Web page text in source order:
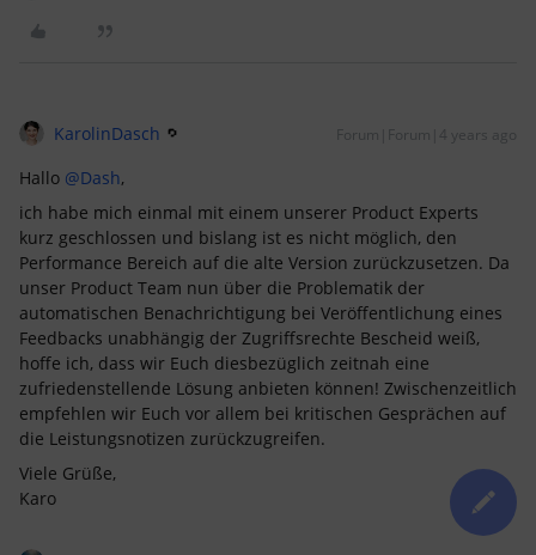
KarolinDasch Forum|Forum|4 years ago
Hallo @Dash,
ich habe mich einmal mit einem unserer Product Experts
kurz geschlossen und bislang ist es nicht möglich, den
Performance Bereich auf die alte Version zurückzusetzen. Da
unser Product Team nun über die Problematik der
automatischen Benachrichtigung bei Veröffentlichung eines
Feedbacks unabhängig der Zugriffsrechte Bescheid weiß,
hoffe ich, dass wir Euch diesbezüglich zeitnah eine
zufriedenstellende Lösung anbieten können! Zwischenzeitlich
empfehlen wir Euch vor allem bei kritischen Gesprächen auf
die Leistungsnotizen zurückzugreifen.
Viele Grüße,
Karo